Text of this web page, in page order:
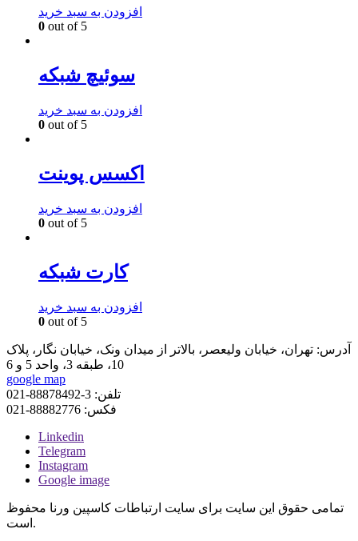
افزودن به سبد خرید
0 out of 5
سوئیچ شبکه
افزودن به سبد خرید
0 out of 5
اکسس پوینت
افزودن به سبد خرید
0 out of 5
کارت شبکه
افزودن به سبد خرید
0 out of 5
آدرس: تهران، خیابان ولیعصر، بالاتر از میدان ونک، خیابان نگار، پلاک
10، طبقه 3، واحد 5 و 6
google map
تلفن: 3-88878492-021
فکس: 88882776-021
Linkedin
Telegram
Instagram
Google image
تمامی حقوق این سایت برای سایت ارتباطات کاسپین ورنا محفوظ
است.